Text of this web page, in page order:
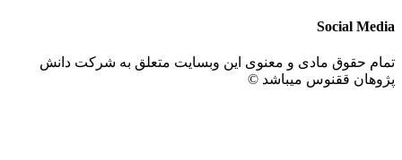
Social
حقوق مادی و معنوی این وبسایت متعلق به شرکت دانش
ققنوس میباشد ©